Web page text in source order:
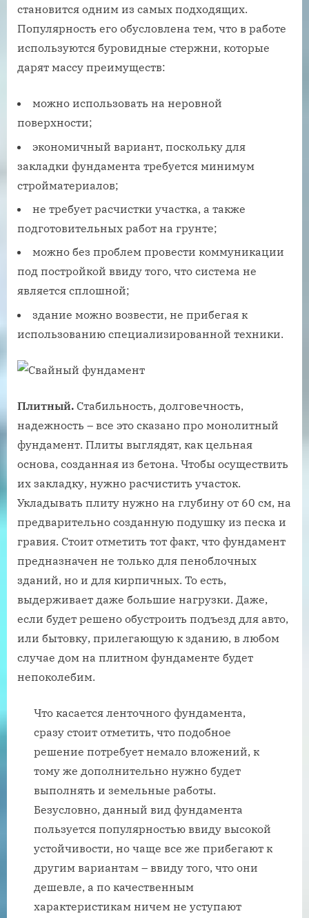
становится одним из самых подходящих.
Популярность его обусловлена тем, что в работе
используются буровидные стержни, которые
дарят массу преимуществ:
можно использовать на неровной
поверхности;
экономичный вариант, поскольку для
закладки фундамента требуется минимум
стройматериалов;
не требует расчистки участка, а также
подготовительных работ на грунте;
можно без проблем провести коммуникации
под постройкой ввиду того, что система не
является сплошной;
здание можно возвести, не прибегая к
использованию специализированной техники.
Плитный. Стабильность, долговечность,
надежность – все это сказано про монолитный
фундамент. Плиты выглядят, как цельная
основа, созданная из бетона. Чтобы осуществить
их закладку, нужно расчистить участок.
Укладывать плиту нужно на глубину от 60 см, на
предварительно созданную подушку из песка и
гравия. Стоит отметить тот факт, что фундамент
предназначен не только для пеноблочных
зданий, но и для кирпичных. То есть,
выдерживает даже большие нагрузки. Даже,
если будет решено обустроить подъезд для авто,
или бытовку, прилегающую к зданию, в любом
случае дом на плитном фундаменте будет
непоколебим.
Что касается ленточного фундамента,
сразу стоит отметить, что подобное
решение потребует немало вложений, к
тому же дополнительно нужно будет
выполнять и земельные работы.
Безусловно, данный вид фундамента
пользуется популярностью ввиду высокой
устойчивости, но чаще все же прибегают к
другим вариантам – ввиду того, что они
дешевле, а по качественным
характеристикам ничем не уступают